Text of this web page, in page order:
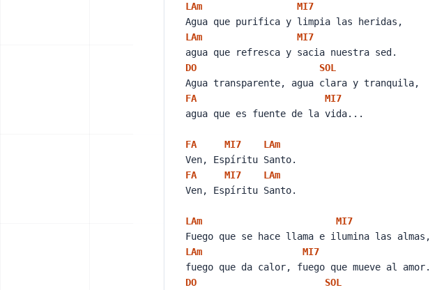
LAm MI7
Agua que purifica y limpia las heridas,
LAm MI7
agua que refresca y sacia nuestra sed.
DO
SOL
Agua transparente, agua clara y tranquila,
FA
MI7
agua que es fuente de la vida...
FA MI7 LAm
Ven, Espíritu Santo.
FA
MI7 LAm
Ven, Espíritu Santo.
LAm MI7
Fuego que se hace llama e ilumina las almas,
LAm MI7
fuego que da calor, fuego que mueve al amor.
DO
SOL